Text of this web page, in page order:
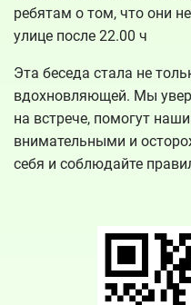
ребятам о том, что они
улице после 22.00 ч
Эта беседа стала не
вдохновляющей. Мы
на встрече, помогут
внимательными и
себя и соблюдайте